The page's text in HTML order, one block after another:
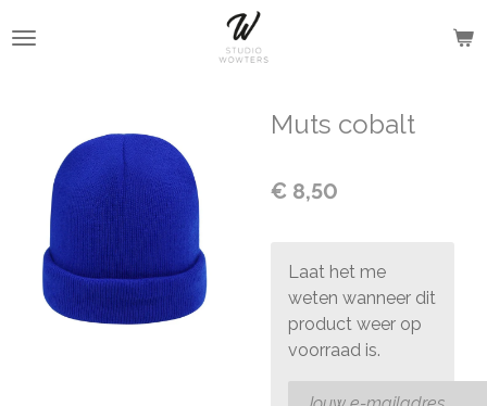
direct
Muts cobalt
€ 8,50
Laat het me
weten wanneer dit
product weer op
voorraad is.